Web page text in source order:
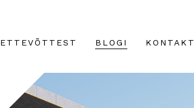
ETTEVÕTTEST BLOGI KONTAKT